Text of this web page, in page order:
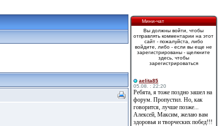
Мини-чат
Вы должны войти, чтобы
отправлять комментарии на этот
сайт - пожалуйста, либо
войдите, либо - если вы еще не
зарегистрированы - щелкните
здесь, чтобы
зарегистрироваться
aelita85
05.08. : 22:20
Ребята, я тоже поздно зашел на
форум. Пропустил. Но, как
говорится, лучше позже...
Алексей, Максим, желаю вам
здоровья и творческих побед!!!